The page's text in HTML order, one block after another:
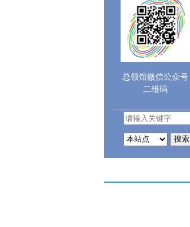
总领馆微信公众号
二维码
搜索